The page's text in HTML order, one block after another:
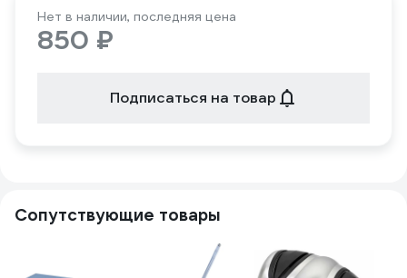
Нет в наличии, последняя цена
850 ₽
Подписаться на товар
Сопутствующие товары